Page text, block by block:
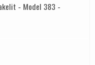
- Model 383 -